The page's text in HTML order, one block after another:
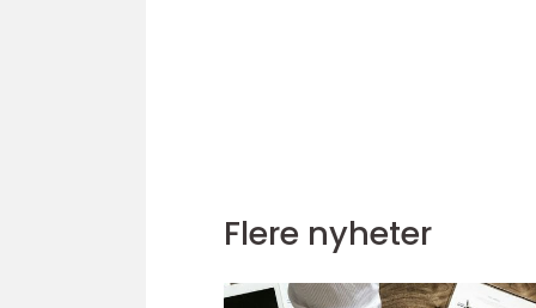
Flere nyheter